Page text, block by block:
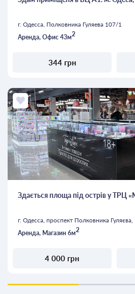
г. Одесса, Полковника Гуляева 107/1
Аренда, Офис 43м2
344 грн
Здається площа під острів у ТРЦ
г. Одесса, проспект Полковника
Аренда, Магазин 6м2
4 000 грн